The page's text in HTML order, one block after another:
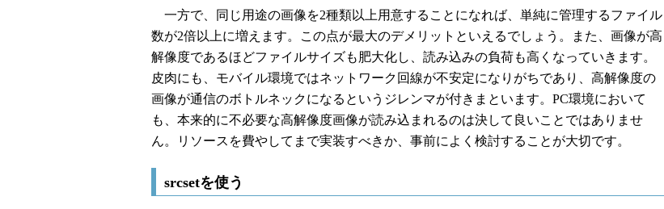
一方で、同じ用途の画像を2種類以上用意することになれば、単純に管理するファイル
数が2倍以上に増えます。この点が最大のデメリットといえるでしょう。また、画像が高
解像度であるほどファイルサイズも肥大化し、読み込みの負荷も高くなっていきます。
皮肉にも、モバイル環境ではネットワーク回線が不安定になりがちであり、高解像度の
画像が通信のボトルネックになるというジレンマが付きまといます。PC環境において
も、本来的に不必要な高解像度画像が読み込まれるのは決して良いことではありませ
ん。リソースを費やしてまで実装すべきか、事前によく検討することが大切です。
srcsetを使う